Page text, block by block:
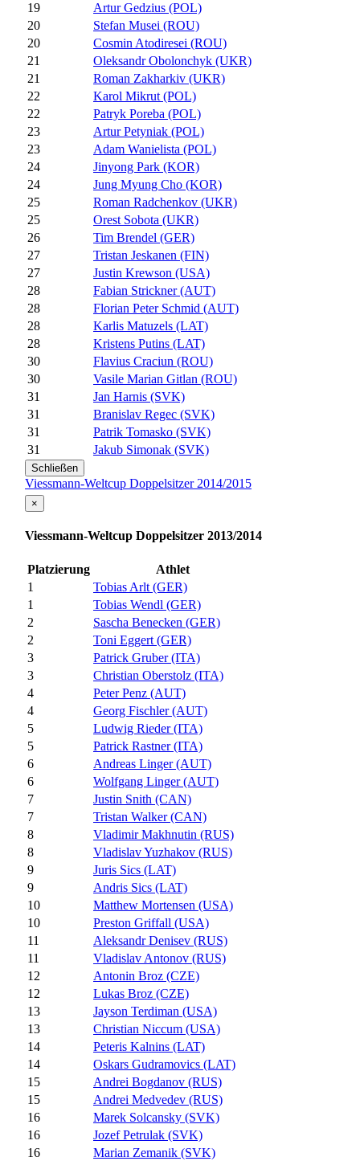
19
Artur Gedzius (POL)
20
Stefan Musei (ROU)
20
Cosmin Atodiresei (ROU)
21
Oleksandr Obolonchyk (UKR)
21
Roman Zakharkiv (UKR)
22
Karol Mikrut (POL)
22
Patryk Poreba (POL)
23
Artur Petyniak (POL)
23
Adam Wanielista (POL)
24
Jinyong Park (KOR)
24
Jung Myung Cho (KOR)
25
Roman Radchenkov (UKR)
25
Orest Sobota (UKR)
26
Tim Brendel (GER)
27
Tristan Jeskanen (FIN)
27
Justin Krewson (USA)
28
Fabian Strickner (AUT)
28
Florian Peter Schmid (AUT)
28
Karlis Matuzels (LAT)
28
Kristens Putins (LAT)
30
Flavius Craciun (ROU)
30
Vasile Marian Gitlan (ROU)
31
Jan Harnis (SVK)
31
Branislav Regec (SVK)
31
Patrik Tomasko (SVK)
31
Jakub Simonak (SVK)
Schließen
Viessmann-Weltcup Doppelsitzer 2014/2015
×
Viessmann-Weltcup Doppelsitzer 2013/2014
Platzierung
Athlet
1
Tobias Arlt (GER)
1
Tobias Wendl (GER)
2
Sascha Benecken (GER)
2
Toni Eggert (GER)
3
Patrick Gruber (ITA)
3
Christian Oberstolz (ITA)
4
Peter Penz (AUT)
4
Georg Fischler (AUT)
5
Ludwig Rieder (ITA)
5
Patrick Rastner (ITA)
6
Andreas Linger (AUT)
6
Wolfgang Linger (AUT)
7
Justin Snith (CAN)
7
Tristan Walker (CAN)
8
Vladimir Makhnutin (RUS)
8
Vladislav Yuzhakov (RUS)
9
Juris Sics (LAT)
9
Andris Sics (LAT)
10
Matthew Mortensen (USA)
10
Preston Griffall (USA)
11
Aleksandr Denisev (RUS)
11
Vladislav Antonov (RUS)
12
Antonin Broz (CZE)
12
Lukas Broz (CZE)
13
Jayson Terdiman (USA)
13
Christian Niccum (USA)
14
Peteris Kalnins (LAT)
14
Oskars Gudramovics (LAT)
15
Andrei Bogdanov (RUS)
15
Andrei Medvedev (RUS)
16
Marek Solcansky (SVK)
16
Jozef Petrulak (SVK)
16
Marian Zemanik (SVK)